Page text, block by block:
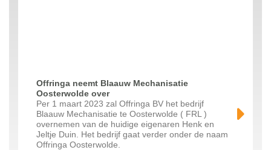
Offringa neemt Blaauw Mechanisatie
Oosterwolde over
Per 1 maart 2023 zal Offringa BV het bedrijf
Blaauw Mechanisatie te Oosterwolde ( FRL )
overnemen van de huidige eigenaren Henk en
Jeltje Duin. Het bedrijf gaat verder onder de naam
Offringa Oosterwolde.